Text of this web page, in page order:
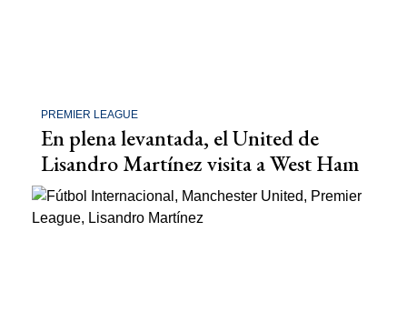
PREMIER LEAGUE
En plena levantada, el United de
Lisandro Martínez visita a West Ham